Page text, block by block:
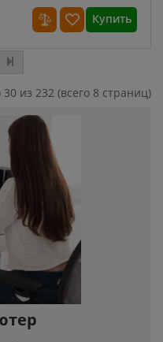
Купить
из 232 (всего 8 страниц)